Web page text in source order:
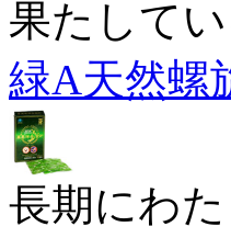
果たしてい
緑A天然螺
長期にわ